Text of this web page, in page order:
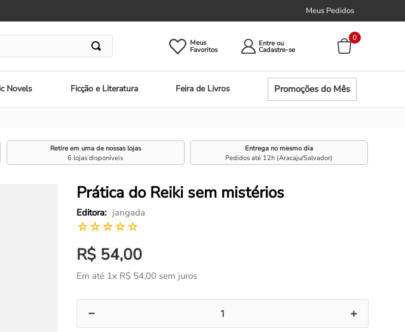
Meus Pedidos
Meus Entre ou
0
Novels Ficção e Literatura Feira de Livros Promoções do Mês
Retire em uma de nossas lojas
6 lojas disponíveis
Entrega no mesmo dia
Pedidos até 12h (Aracaju/Salvador)
Prática do Reiki sem mistérios
jangada
☆☆☆☆☆
R$ 54,00
Em até 1x R$ 54,00 sem juros
＋
－